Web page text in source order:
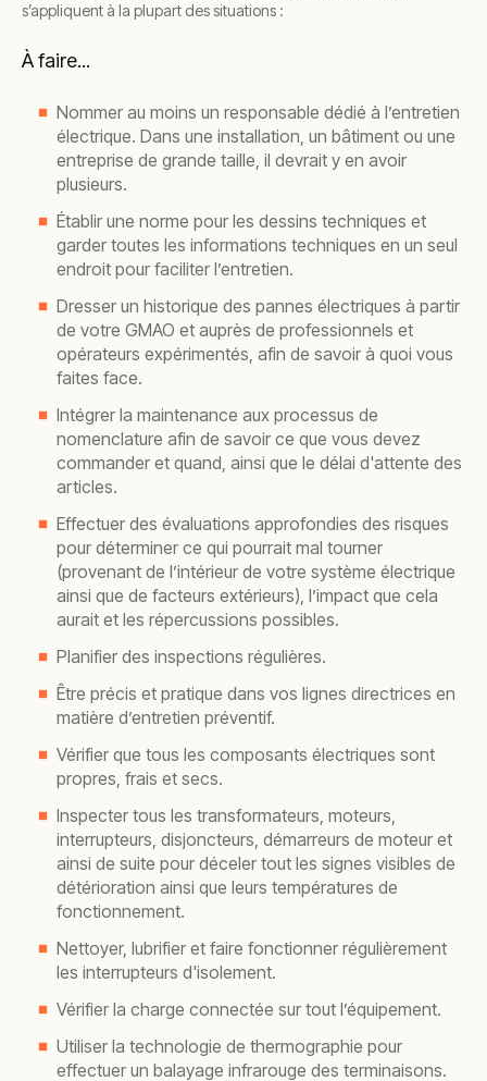
s’appliquent à la plupart des situations :
À faire...
Nommer au moins un responsable dédié à l’entretien
électrique. Dans une installation, un bâtiment ou une
entreprise de grande taille, il devrait y en avoir
plusieurs.
Établir une norme pour les dessins techniques et
garder toutes les informations techniques en un seul
endroit pour faciliter l’entretien.
Dresser un historique des pannes électriques à partir
de votre GMAO et auprès de professionnels et
opérateurs expérimentés, afin de savoir à quoi vous
faites face.
Intégrer la maintenance aux processus de
nomenclature afin de savoir ce que vous devez
commander et quand, ainsi que le délai d'attente des
articles.
Effectuer des évaluations approfondies des risques
pour déterminer ce qui pourrait mal tourner
(provenant de l’intérieur de votre système électrique
ainsi que de facteurs extérieurs), l’impact que cela
aurait et les répercussions possibles.
Planifier des inspections régulières.
Être précis et pratique dans vos lignes directrices en
matière d’entretien préventif.
Vérifier que tous les composants électriques sont
propres, frais et secs.
Inspecter tous les transformateurs, moteurs,
interrupteurs, disjoncteurs, démarreurs de moteur et
ainsi de suite pour déceler tout les signes visibles de
détérioration ainsi que leurs températures de
fonctionnement.
Nettoyer, lubrifier et faire fonctionner régulièrement
les interrupteurs d'isolement.
Vérifier la charge connectée sur tout l’équipement.
Utiliser la technologie de thermographie pour
effectuer un balayage infrarouge des terminaisons.